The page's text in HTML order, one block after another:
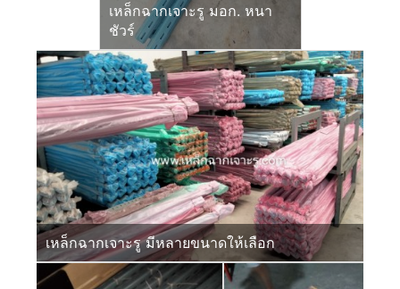
เหล็กฉากเจาะรู มอก. หนา
ชัวร์
เหล็กฉากเจาะรู มีหลายขนาดให้เลือก